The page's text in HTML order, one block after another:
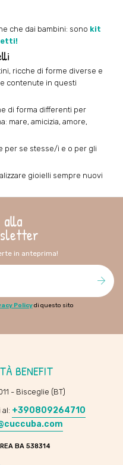
che dai bambini: sono kit
ricche di forme diverse e
contenute in questi
di forma differenti per
mare, amicizia, amore,
per se stesse/i e o per gli
gioielli sempre nuovi
in anteprima!
Policydi questo sito
BENEFIT
- Bisceglie (BT)
al: +390809264710
BA 538314